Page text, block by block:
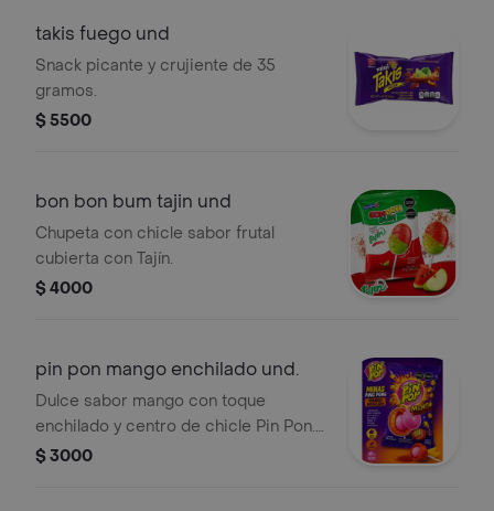
takis fuego und
Snack picante y crujiente de 35
gramos.
$ 5500
bon bon bum tajin und
Chupeta con chicle sabor frutal
cubierta con Tajín.
$ 4000
pin pon mango enchilado und.
Dulce sabor mango con toque
enchilado y centro de chicle Pin Pon.
Mezcla perfecta entre dulce, ácido y
$ 3000